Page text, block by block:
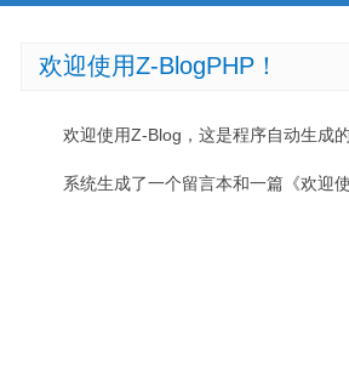
欢迎使用Z-BlogPHP！
欢迎使用Z-Blog，这是程序自动生成
系统生成了一个留言本和一篇《欢迎